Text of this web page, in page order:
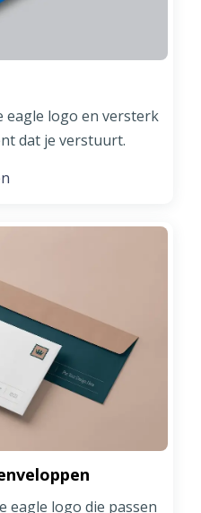
eagle logo en versterk
dat je verstuurt.
eagle logo die passen